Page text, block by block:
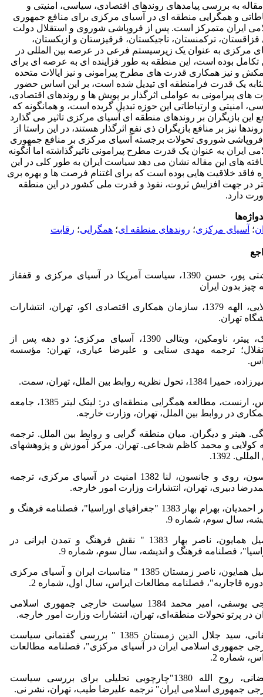
به بررسی پیامدهای روندهای اقتصادی، سیاسی، امنیتی و
و همگرایی منطقه ای در آسیای مرکزی برای منافع جمهوری
ایران متمرکز است. پس از فروپاشی شوروی و استقلال دولت
ترکمنستان، تاجیکستان، قرقیزستان و ازبکستان،
مرکزی به عنوان یک زیرسیستم فرعی در عرصه بین المللی در
تکامل بوده است، این منطقه به طور فزاینده ای به عرصه ای برای
و نیز همکاری قدرت های مطرح پیرامونی و نیز ایالات متحده
یک قدرت فرامنطقه ای تیدیل شده است، بر این اساس حضور
های پیرامونی به عواملی اثرگذار بر پویش ها و روندهای اقتصادی،
امنیتی و ارتباطاتی این حوزه تبدیل گریده است، و همانگونه که
این بازیگران بر روندهای منطقه ای آسیای مرکزی تاثیر می گذارد
نیز بر منافع بازیگران ذی نفع اثرگذار هستند، در این راستا از
فروپاشی شوروی تحولات برجسته آسیای مرکزی بر منافع جمهوری
ایران به عنوان یک قدرت مطرح پیرامونی تاثیرگذاشته اما آنگونه
های این مقاله نشان می دهد سیاست ایران به طور کلی در این
فاقد خلاقیت هایی بوده است که برای اغتنام فرصت ها و بهره بری
در جهت افزایش ثروت، نفوذ و قدرت ملی کشور در این منطقه
دارد.
؛ آسیای مرکزی؛ روندهای منطقه ای؛ همگرایی؛ رقابت
بهشتی پور، حسن 1390، سیاست آمریکا در آسیای مرکزی و قفقاز
چیز بدون ایران
کولایی، الهه 1379، سازمان همکاری اقتصادی اکو، تهران، انتشارات
تهران.
لینک، پیتر، ناومکین، ویتالی 1390، آسیای مرکزی؛ دو دهه پس از
ترجمه مهدی سنایی و علیرضا عیاری، تهران: مؤسسه
1384، تحول نظریه روابط بین الملل، تهران، سمت.
هاس، ارنست، مطالعه همگرایی منطقه‌ای در: لینک لیتر 1385، جامعه
در روابط بین الملل، تهران، وزارت خارجه.
هینر و دیگران. میان منطقه گرایی و روابط بین الملل. ترجمه
کولایی و محمد کاظم شجاعی. تهران. مرکز آموزش و پژوهشهای
1392.
آلیسون، روی و جانسون، لنا 1382 امنیت در آسیای مرکزی، ترجمه
دبیری، تهران، انتشارات وزارت امور خارجه.
امیر احمدیان، بهرام بهار 1383 "جغرافیای اوراسیا"، فصلنامه فرهنگ و
سال سوم، شماره 9.
تکمیل همایون، ناصر بهار 1383 " نقش فرهنگ و تمدن ایرانی در
فصلنامه فرهنگ و اندیشه، سال سوم، شماره 9.
تکمیل همایون، ناصر زمستان 1385 " مناسبات ایران و آسیای مرکزی
قاجاریه"، فصلنامه مطالعات ایراس، سال اول، شماره 2.
حاجی یوسفی، امیر محمد 1384 سیاست خارجی جمهوری اسلامی
در پرتو تحولات منطقه‌ای، تهران، انتشارات وزارت امور خارجه.
دهقانی، سید جلال الدین زمستان 1385 " بررسی گفتمانی سیاست
جمهوری اسلامی ایران در آسیای مرکزی"، فصلنامه مطالعات
شماره 2.
رمضانی، روح الله 1380"چارچوبی تحلیلی برای بررسی سیاست
جمهوری اسلامی ایران" ترجمه علیرضا طیب، تهران، نشر نی.